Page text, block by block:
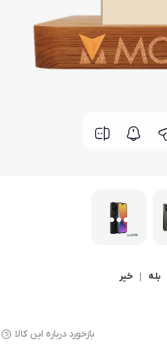
گوشی نوکیا
گوشی اچ تی سی
گوشی کاترپیلار
بله | خیر
بازخورد درباره این کالا